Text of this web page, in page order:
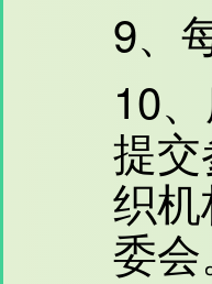
9、
10
提
织
委会